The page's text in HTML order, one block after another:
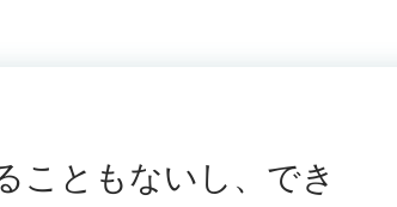
こともないし、でき